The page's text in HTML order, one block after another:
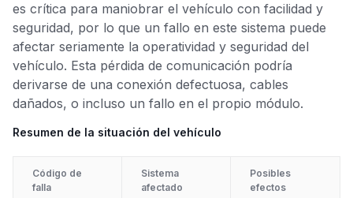
es crítica para maniobrar el vehículo con facilidad y
seguridad, por lo que un fallo en este sistema puede
afectar seriamente la operatividad y seguridad del
vehículo. Esta pérdida de comunicación podría
derivarse de una conexión defectuosa, cables
dañados, o incluso un fallo en el propio módulo.
Resumen de la situación del vehículo
Código de
falla
Sistema
afectado
Posibles
efectos